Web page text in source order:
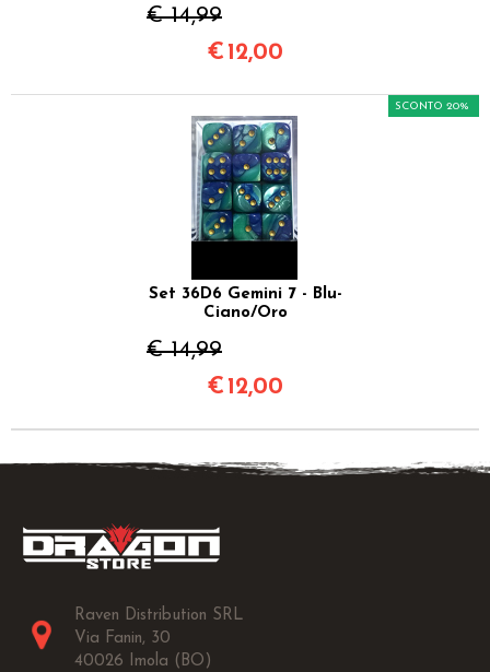
€ 14,99
€ 12,00
Set 36D6 Gemini 7 - Blu-
Ciano/Oro
€ 14,99
SCONTO 20%
€ 12,00
Raven Distribution SRL
Via Fanin, 30
40026 Imola (BO)